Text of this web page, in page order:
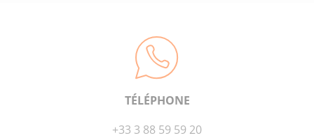
TÉLÉPHONE
+33 3 88 59 59 20